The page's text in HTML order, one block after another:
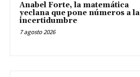
Anabel Forte, la matemática
yeclana que pone números a la
incertidumbre
7 agosto 2026